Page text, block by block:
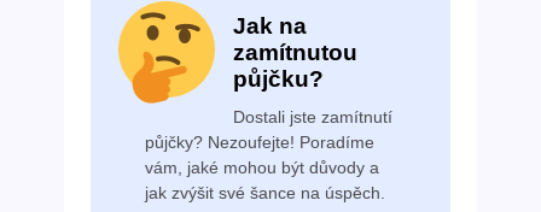
Jak na
zamítnutou
půjčku?
Dostali jste zamítnutí
půjčky? Nezoufejte! Poradíme
vám, jaké mohou být důvody a
jak zvýšit své šance na úspěch.